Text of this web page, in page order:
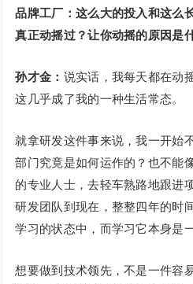
品牌工厂：这么大的投入和这么
真正动摇过？让你动摇的原因是
孙才金： 说实话，我每天都在动
这几乎成了我的一种生活常态。
就拿研发这件事来说，我一开始
部门究竟是如何运作的？也不能
的专业人士，去轻车熟路地跟进
研发团队到现在，整整四年的时
学习的状态中，而学习它本身是
想要做到技术领先，不是一件容